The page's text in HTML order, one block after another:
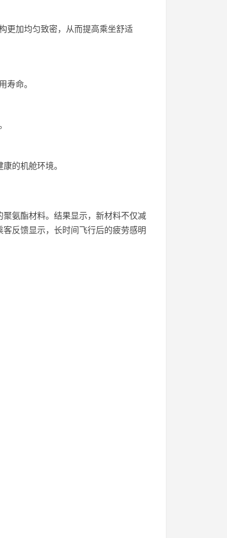
更加均匀致密，从而提高乘坐舒适
寿命。
的机舱环境。
氨酯材料。结果显示，新材料不仅减
反馈显示，长时间飞行后的疲劳感明